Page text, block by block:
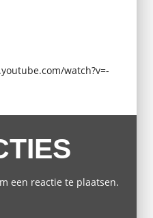
watch?v=-
een reactie te plaatsen.